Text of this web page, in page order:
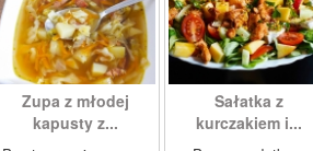
Zupa z młodej
kapusty z...
Sałatka z
kurczakiem i...